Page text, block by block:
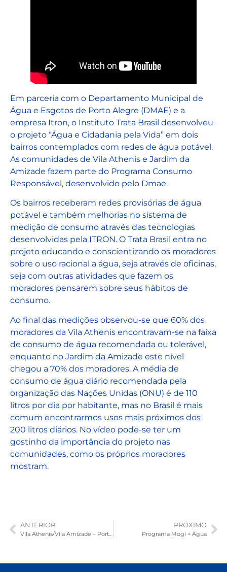
Em parceria com o Departamento Municipal de
Água e Esgotos de Porto Alegre (DMAE) e a
empresa Itron, o Instituto Trata Brasil desenvolveu
o projeto “Água e Cidadania pela Vida” em dois
bairros contemplados com redes de água potável.
As comunidades de Vila Athenis e Jardim da
Amizade fazem parte do Programa Consumo
Responsável, desenvolvido pelo Dmae.
Os bairros receberam redes provisórias de água
potável e também melhorias no sistema de
medição de consumo através das tecnologias
desenvolvidas pela ITRON. O Trata Brasil entra no
projeto educando e conscientizando os moradores
sobre o uso racional a água, seja através de oficinas,
seja com outras atividades que fazem os
moradores pensarem sobre seus hábitos de
consumo.
Ao final das medições observou-se que 60% dos
moradores da Vila Athenis encontravam-se na faixa
de consumo de água recomendada ou tolerável,
enquanto no Jardim da Amizade este nível
chegou a 70% dos moradores. A média de
consumo de água diário recomendada pela
organização das Nações Unidas (ONU) é de 110
litros por dia por habitante, mas no Brasil é mais
comum encontrarmos usos mais próximos dos
200 litros diários. No vídeo pode-se ter um
gostinho da importância do projeto nas
comunidades, como os próprios moradores
mostram.
ANTERIOR
Vila Athenis/Vila Amizade – Porto Alegre (RS)
PRÓXIMO
Programa Mogi + Água